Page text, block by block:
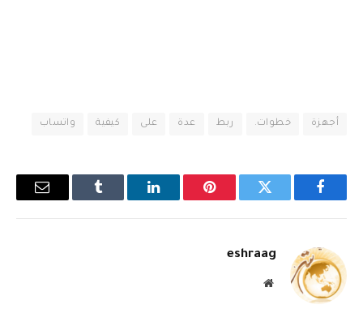
أجهزة خطوات. ربط عدة على كيفية واتساب
فيسبوك تويتر بينتيريستلينكدإن Tumblr
البريد
eshraag
موقع